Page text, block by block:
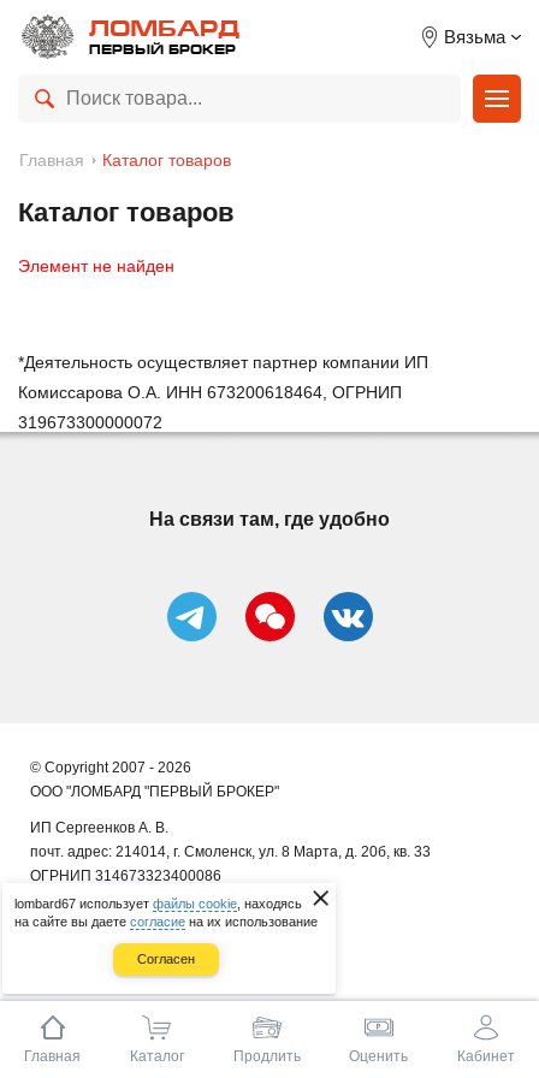
ЛОМБАРД
ПЕРВЫЙ БРОКЕР
Вязьма
Главная Каталог товаров
Каталог товаров
Элемент не найден
*Деятельность осуществляет партнер компании ИП
Комиссарова О.А. ИНН 673200618464, ОГРНИП
319673300000072
lombard67 использует файлы cookie , находясь
на сайте вы даете согласие на их использование
Согласен
На связи там, где удобно
© Copyright 2007 - 2026
ООО "ЛОМБАРД "ПЕРВЫЙ БРОКЕР"
ИП Сергеенков А. В.
почт. адрес: 214014, г. Смоленск, ул. 8 Марта, д. 20б, кв. 33
ОГРНИП 314673323400086
Главная Каталог Продлить Оценить Кабинет